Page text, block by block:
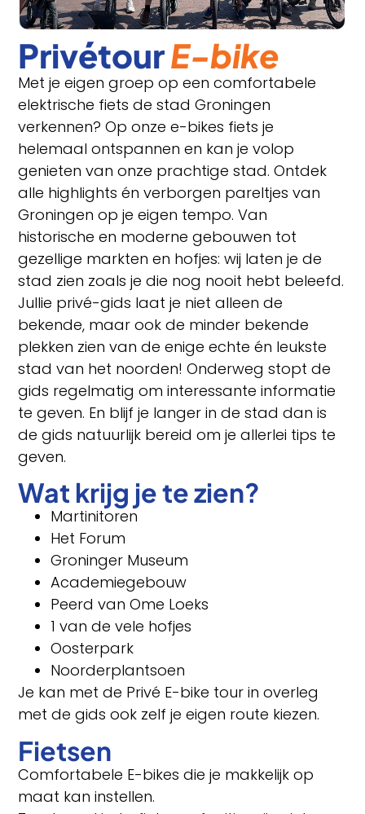
PrivétourE-bike
Met je eigen groep op een comfortabele
elektrische fiets de stad Groningen
verkennen? Op onze e-bikes fiets je
helemaal ontspannen en kan je volop
genieten van onze prachtige stad. Ontdek
alle highlights én verborgen pareltjes van
Groningen op je eigen tempo. Van
historische en moderne gebouwen tot
gezellige markten en hofjes: wij laten je de
stad zien zoals je die nog nooit hebt beleefd.
Jullie privé-gids laat je niet alleen de
bekende, maar ook de minder bekende
plekken zien van de enige echte én leukste
stad van het noorden! Onderweg stopt de
gids regelmatig om interessante informatie
te geven. En blijf je langer in de stad dan is
de gids natuurlijk bereid om je allerlei tips te
geven.
Wat krijg je te zien?
Martinitoren
Het Forum
Groninger Museum
Academiegebouw
Peerd van Ome Loeks
1 van de vele hofjes
Oosterpark
Noorderplantsoen
Je kan met de Privé E-bike tour in overleg
met de gids ook zelf je eigen route kiezen.
Fietsen
Comfortabele E-bikes die je makkelijk op
maat kan instellen.